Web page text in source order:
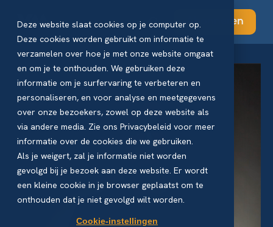
Deze website slaat cookies op je computer op.
Deze cookies worden gebruikt om informatie te
verzamelen over hoe je met onze website omgaat
en om je te onthouden. We gebruiken deze
informatie om je surfervaring te verbeteren en
personaliseren, en voor analyse en meetgegevens
over onze bezoekers, zowel op deze website als
via andere media. Zie ons Privacybeleid voor meer
informatie over de cookies die we gebruiken.
Als je weigert, zal je informatie niet worden
gevolgd bij je bezoek aan deze website. Er wordt
een kleine cookie in je browser geplaatst om te
onthouden dat je niet gevolgd wilt worden.
Cookie-instellingen
Abonneren